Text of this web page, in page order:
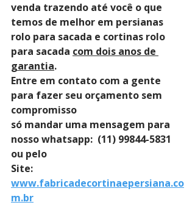
venda trazendo até você o que
temos de melhor em persianas
rolo para sacada e cortinas rolo
para sacada com dois anos de
garantia.
Entre em contato com a gente
para fazer seu orçamento sem
compromisso
só mandar uma mensagem para
nosso whatsapp:  (11) 99844-5831
ou pelo
Site:
www.fabricadecortinaepersiana.co
m.br